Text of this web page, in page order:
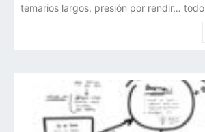
temarios largos, presión por rendir… todo